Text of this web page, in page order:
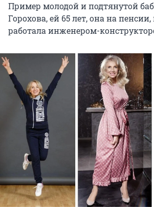
Пример молодой и подтянутой
Горохова, ей 65 лет, она на
работала инженером-